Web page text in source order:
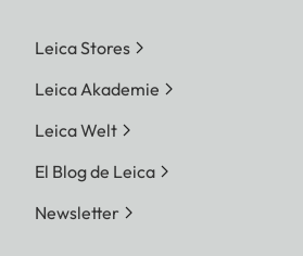
Leica Stores
Leica Akademie
Leica Welt
El Blog de Leica
Newsletter